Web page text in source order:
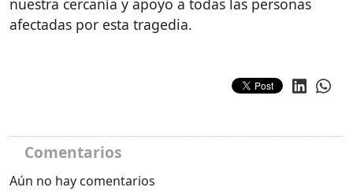
nuestra cercanía y apoyo a todas las personas
afectadas por esta tragedia.
Comentarios
Aún no hay comentarios